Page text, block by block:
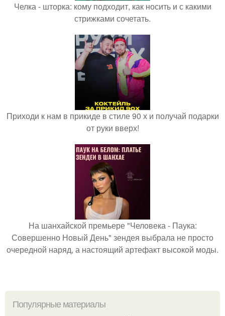
Челка - шторка: кому подходит, как носить и с какими
стрижками сочетать.
Приходи к нам в прикиде в стиле 90 х и получай подарки
от руки вверх!
На шанхайской премьере "Человека - Паука:
Совершенно Новый День" зендея выбрала не просто
очередной наряд, а настоящий артефакт высокой моды.
Популярные материалы